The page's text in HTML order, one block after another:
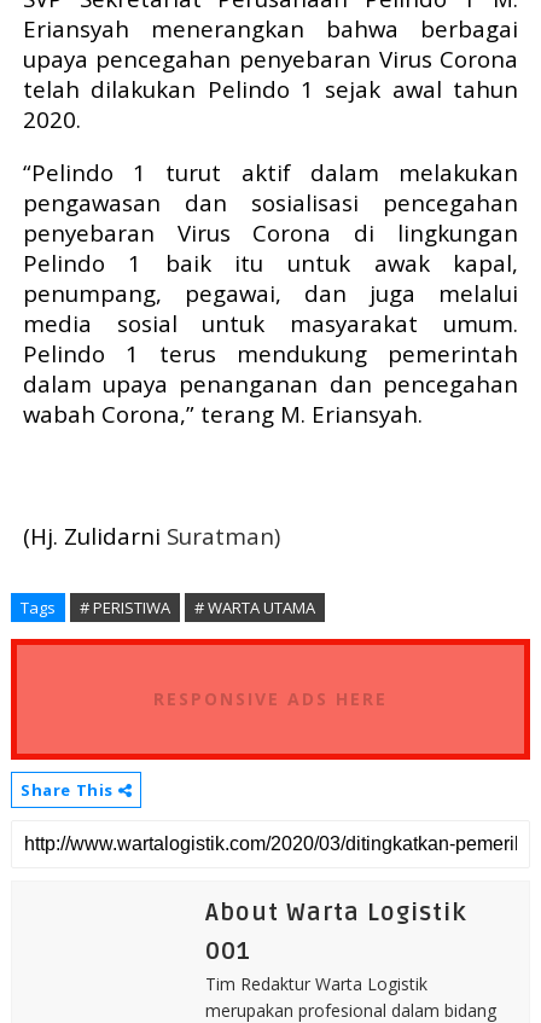
Eriansyah menerangkan bahwa berbagai
upaya pencegahan penyebaran Virus Corona
telah dilakukan Pelindo 1 sejak awal tahun
2020.
“Pelindo 1 turut aktif dalam melakukan
pengawasan dan sosialisasi pencegahan
penyebaran Virus Corona di lingkungan
Pelindo 1 baik itu untuk awak kapal,
penumpang, pegawai, dan juga melalui
media sosial untuk masyarakat umum.
Pelindo 1 terus mendukung pemerintah
dalam upaya penanganan dan pencegahan
wabah Corona,” terang M. Eriansyah.
(Hj. Zulidarni Suratman)
Tags # PERISTIWA # WARTA UTAMA
RESPONSIVE ADS HERE
Share This
About Warta Logistik
001
Tim Redaktur Warta Logistik
merupakan profesional dalam bidang